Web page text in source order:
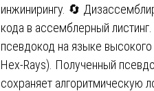
инжинирингу. 🔄
кода в ассемблерный
псевдокод на языке
Hex-Rays). Полученный
сохраняет алгоритмическую